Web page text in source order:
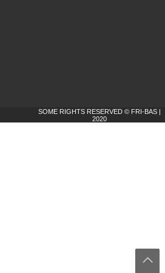
SOME RIGHTS RESERVED © FRI-BAS |
2020